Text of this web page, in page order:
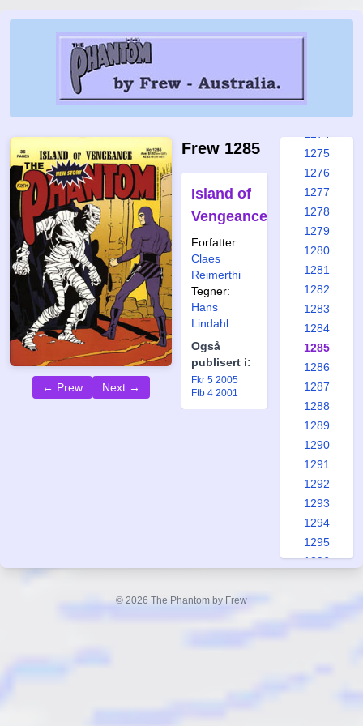
← Prew Next →
Frew 1285
Island of
Vengeance
Forfatter:
Claes
Reimerthi
Tegner:
Hans
Lindahl
Også
publisert i:
Fkr 5 2005
Ftb 4 2001
1268
1269
1275
1276
1277
1278
1279
1280
1281
1282
1283
1284
1285
1286
1287
1288
1289
1290
1291
1292
1293
1294
1295
1296
© 2026 The Phantom by Frew